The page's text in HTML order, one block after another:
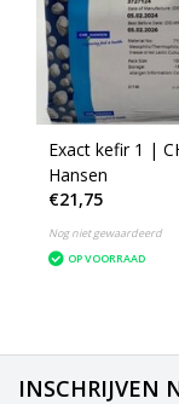
Exact kefir 1 |
Hansen
€21,75
Nog niet gewaardeerd
OP VOORRAAD
INSCHRIJVEN